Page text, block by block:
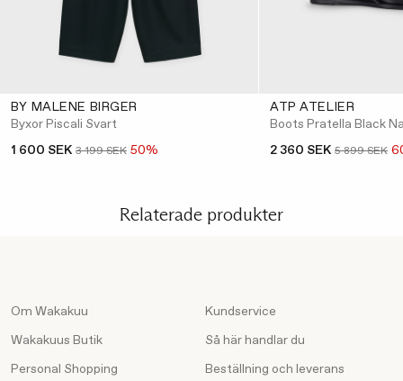
BY MALENE BIRGER
Byxor Piscali Svart
1 600 SEK 3 199 SEK 50%
ATP ATELIER
Boots Pratella Black
2 360 SEK 5 899 SEK
Relaterade produkter
Om Wakakuu
Wakakuus Butik
Personal Shopping
Kundservice
Så här handlar du
Beställning och leverans